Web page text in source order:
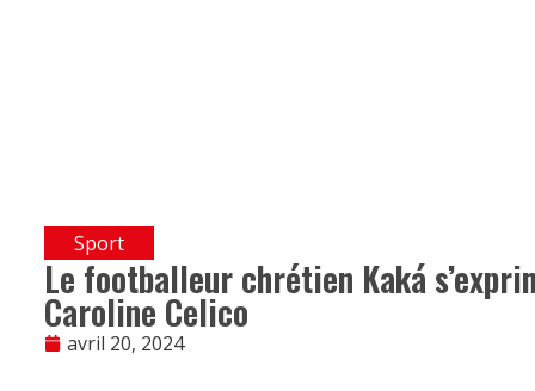
Sport
Le footballeur chrétien Kaká
Caroline Celico
avril 20, 2024